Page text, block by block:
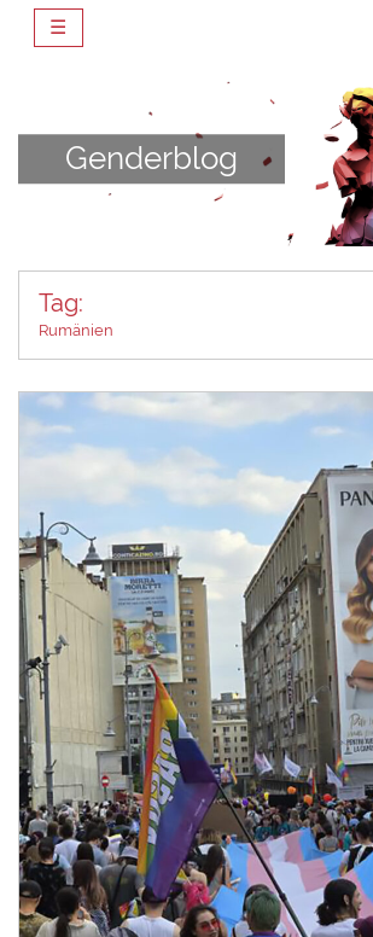
☰
Genderblog
Tag:
Rumänien